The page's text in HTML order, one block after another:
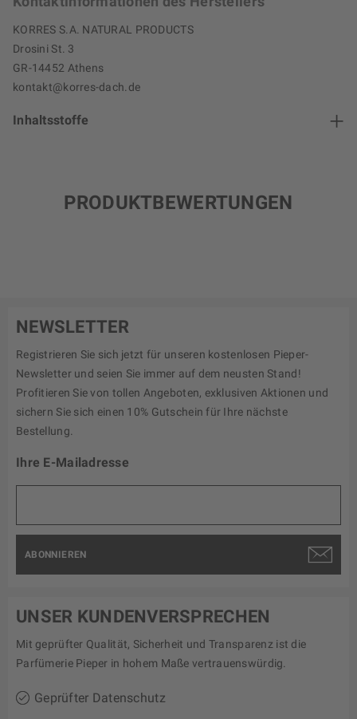
KORRES S.A. NATURAL PRODUCTS
Drosini St. 3
GR-14452 Athens
kontakt@korres-dach.de
Inhaltsstoffe
PRODUKTBEWERTUNGEN
NEWSLETTER
Registrieren Sie sich jetzt für unseren kostenlosen Pieper-
Newsletter und seien Sie immer auf dem neusten Stand!
Profitieren Sie von tollen Angeboten, exklusiven Aktionen und
sichern Sie sich einen 10% Gutschein für Ihre nächste
Bestellung.
Ihre E-Mailadresse
ABONNIEREN
UNSER KUNDENVERSPRECHEN
Mit geprüfter Qualität, Sicherheit und Transparenz ist die
Parfümerie Pieper in hohem Maße vertrauenswürdig.
Geprüfter Datenschutz